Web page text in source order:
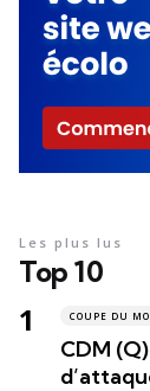
Top 10
Les plus lus
COUPE DU
CDM